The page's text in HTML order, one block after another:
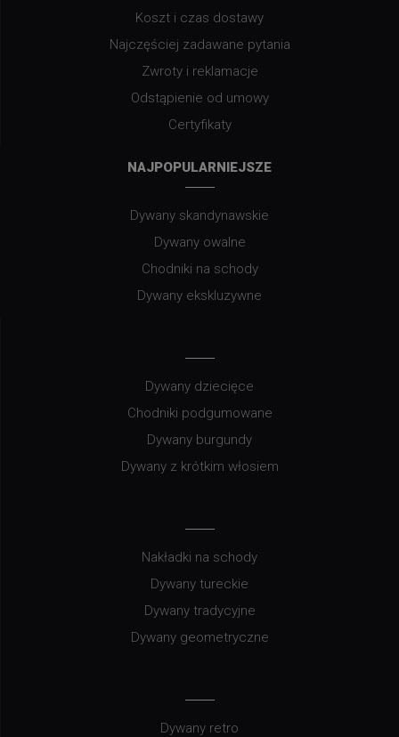
Koszt i czas dostawy
Najczęściej zadawane pytania
Zwroty i reklamacje
Odstąpienie od umowy
Certyfikaty
NAJPOPULARNIEJSZE
Dywany skandynawskie
Dywany owalne
Chodniki na schody
Dywany ekskluzywne
Dywany dziecięce
Chodniki podgumowane
Dywany burgundy
Dywany z krótkim włosiem
Nakładki na schody
Dywany tureckie
Dywany tradycyjne
Dywany geometryczne
Dywany retro